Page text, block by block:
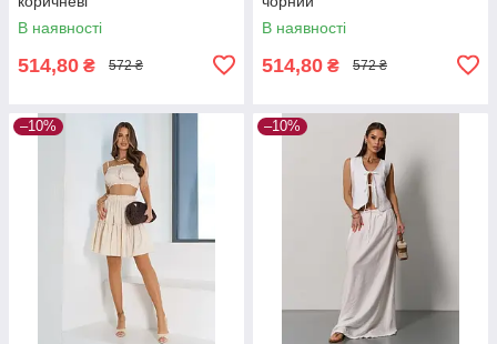
В наявності
514,80 ₴ 572 ₴
В наявності
514,80 ₴ 572 ₴
–10% –10%